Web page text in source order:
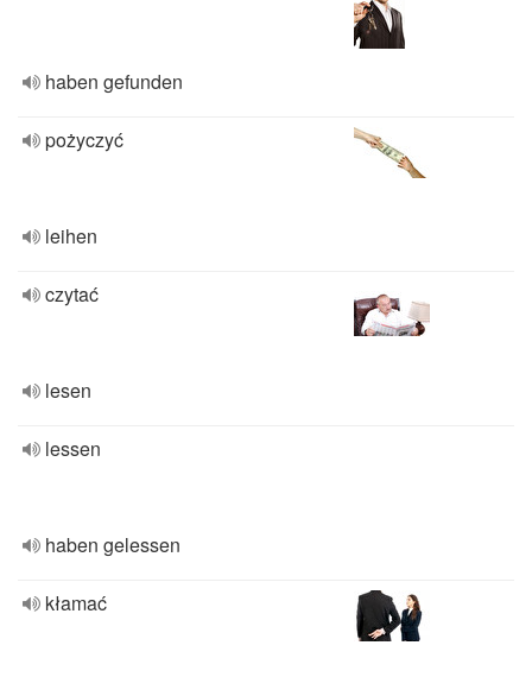
haben gefunden
pożyczyć
leihen
czytać
lesen
lessen
haben gelessen
kłamać